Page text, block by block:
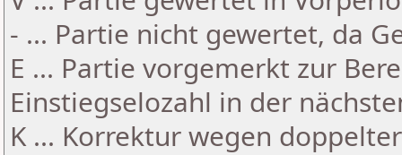
- ... Partie nicht gewertet, da
E ... Partie vorgemerkt zur
Einstiegselozahl in der
K ... Korrektur wegen